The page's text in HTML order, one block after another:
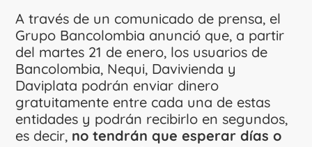
A través de un comunicado de prensa, el
Grupo Bancolombia anunció que, a partir
del martes 21 de enero, los usuarios de
Bancolombia, Nequi, Davivienda y
Daviplata podrán enviar dinero
gratuitamente entre cada una de estas
entidades y podrán recibirlo en segundos,
es decir, no tendrán que esperar días o